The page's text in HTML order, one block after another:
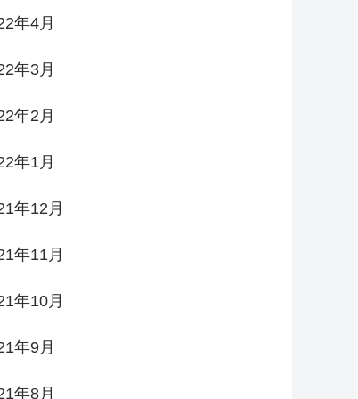
年4月
年3月
年2月
年1月
年12月
年11月
年10月
年9月
年8月